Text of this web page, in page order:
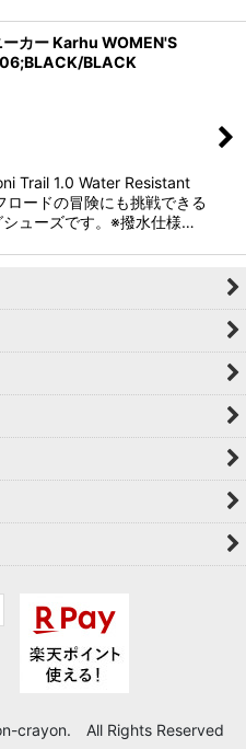
カー Karhu WOMEN'S
BLACK
Trail 1.0 Water Resistant
ロードの冒険にも挑戦できる
シューズです。※撥水仕様…
crayon. All Rights Reserved